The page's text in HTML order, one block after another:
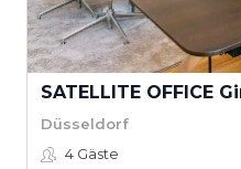
Düsseldorf
4 Gäste